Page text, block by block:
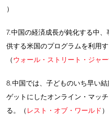
）
7. 中国の経済成長が鈍化する中
供する米国のプログラムを利用
（ウォール・ストリート・ジャ
8. 中国では、子どものいち早い
ゲットにしたオンライン・マッ
る。（ レスト・オブ・ワールド ）